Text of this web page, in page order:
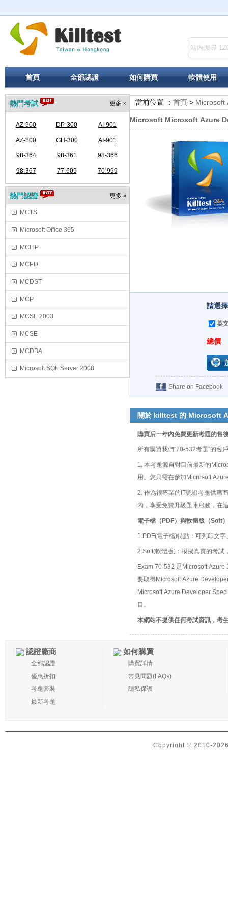
首頁 全部認證 如何購買 軟體使用
更多 »
熱門考試
AZ-900 DP-300 AI-901
AZ-800 GH-300 AI-901
98-364 98-361 98-366
98-367 77-605 70-999
更多 »
熱門認證
MCTS
Microsoft Office 365
MCITP
MCPD
MCDST
MCP
MCSE 2003
MCSE
MCDBA
Microsoft SQL Server 2008
當前位置 ： 首頁 > Microsoft
Microsoft Microsoft Azure
請選
英
總價
Share on Facebook
關於 killtest 的 Microsoft
購買后一年內免費更新考題的售
所有購買我們“70-532考題”的客
1. 本考題源自對目前最新的
用。您只需在參加Microsoft
2. 作為很專業的IT認證考題供應
內，享受免費升級題庫服務，在
電子檔（PDF）與軟體版（Soft
1.PDF(電子檔)特點：可列印文
2.Soft(軟體版)：模擬真實的考試
Exam 70-532 是Microsoft
要取得Microsoft Azure
Microsoft Azure Developer
目。
本網站不提供任何考試資訊，考
認證廠商
全部認證
優惠折扣
考題套裝
最新考題
如何購買
購買詳情
常見問題(FAQs)
隱私保護
Copyright © 2010-